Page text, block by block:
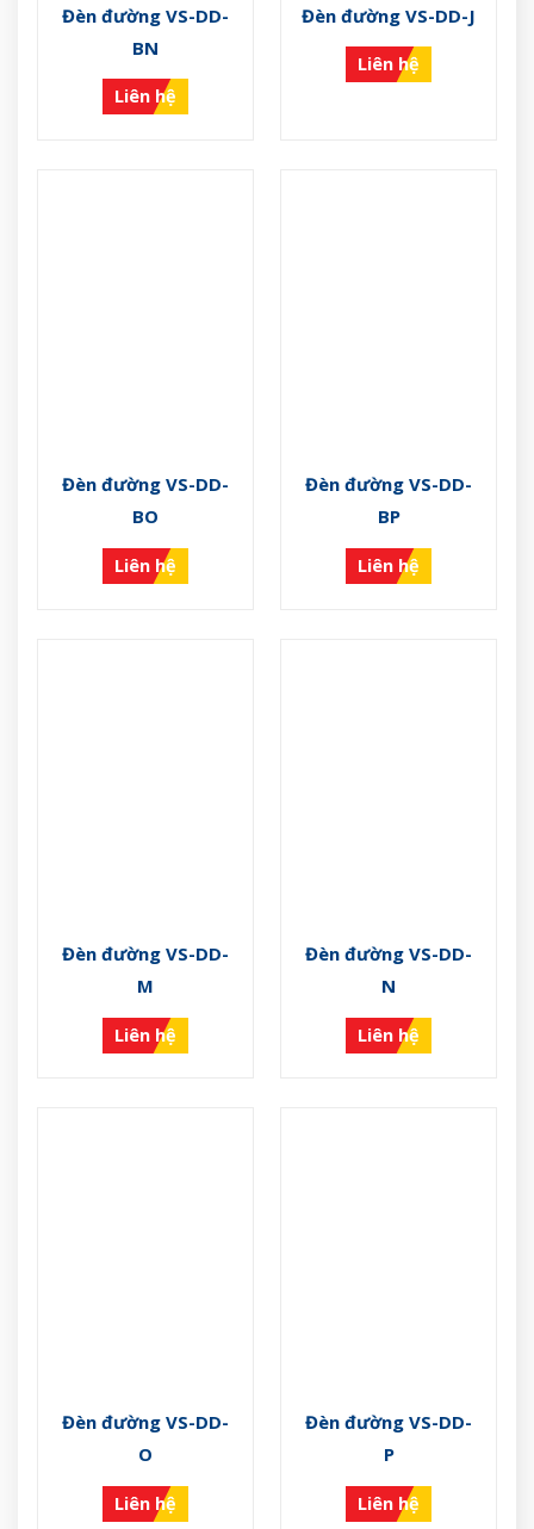
Đèn đường VS-DD-
BN
Liên hệ
Đèn đường VS-DD-J
Liên hệ
Đèn đường VS-DD-
BO
Liên hệ
Đèn đường VS-DD-
BP
Liên hệ
Đèn đường VS-DD-
M
Liên hệ
Đèn đường VS-DD-
N
Liên hệ
Đèn đường VS-DD-
O
Liên hệ
Đèn đường VS-DD-
P
Liên hệ